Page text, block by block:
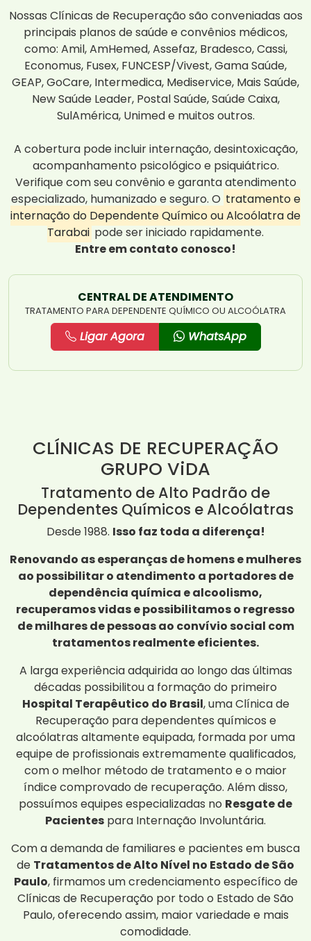
Nossas Clínicas de Recuperação são conveniadas aos
principais planos de saúde e convênios médicos,
como: Amil, AmHemed, Assefaz, Bradesco, Cassi,
Economus, Fusex, FUNCESP/Vivest, Gama Saúde,
GEAP, GoCare, Intermedica, Mediservice, Mais Saúde,
New Saúde Leader, Postal Saúde, Saúde Caixa,
SulAmérica, Unimed e muitos outros.
A cobertura pode incluir internação, desintoxicação,
acompanhamento psicológico e psiquiátrico.
Verifique com seu convênio e garanta atendimento
especializado, humanizado e seguro. O tratamento e
internação do Dependente Químico ou Alcoólatra de
Tarabai pode ser iniciado rapidamente.
Entre em contato conosco!
CENTRAL DE ATENDIMENTO
TRATAMENTO PARA DEPENDENTE QUÍMICO OU ALCOÓLATRA
Ligar Agora WhatsApp
CLÍNICAS DE RECUPERAÇÃO
GRUPO ViDA
Tratamento de Alto Padrão de
Dependentes Químicos e Alcoólatras
Desde 1988. Isso faz toda a diferença!
Renovando as esperanças de homens e mulheres
ao possibilitar o atendimento a portadores de
dependência química e alcoolismo,
recuperamos vidas e possibilitamos o regresso
de milhares de pessoas ao convívio social com
tratamentos realmente eficientes.
A larga experiência adquirida ao longo das últimas
décadas possibilitou a formação do primeiro
Hospital Terapêutico do Brasil, uma Clínica de
Recuperação para dependentes químicos e
alcoólatras altamente equipada, formada por uma
equipe de profissionais extremamente qualificados,
com o melhor método de tratamento e o maior
índice comprovado de recuperação. Além disso,
possuímos equipes especializadas no Resgate de
Pacientes para Internação Involuntária.
Com a demanda de familiares e pacientes em busca
de Tratamentos de Alto Nível no Estado de São
Paulo, firmamos um credenciamento específico de
Clínicas de Recuperação por todo o Estado de São
Paulo, oferecendo assim, maior variedade e mais
comodidade.